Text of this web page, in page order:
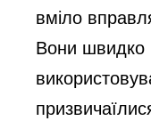
вміло
Вони швидко